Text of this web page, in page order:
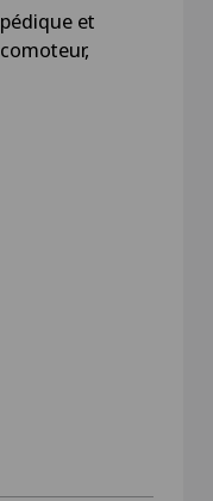
et